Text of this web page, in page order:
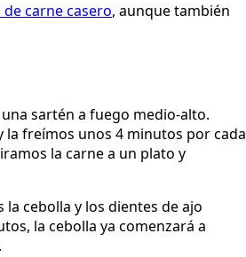
de carne casero, aunque también
sartén a fuego medio-alto.
freímos unos 4 minutos por cada
la carne a un plato y
cebolla y los dientes de ajo
la cebolla ya comenzará a